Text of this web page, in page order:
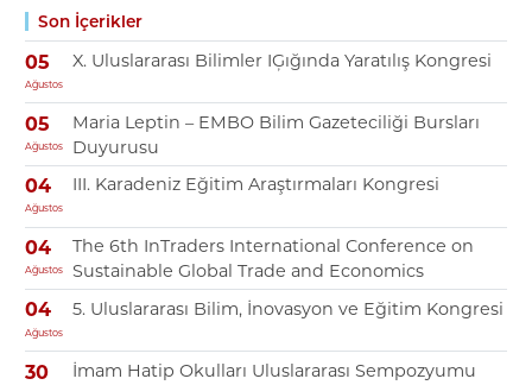
Son İçerikler
05
Ağustos
X. Uluslararası Bilimler IĢığında Yaratılış Kongresi
05
Ağustos
Maria Leptin – EMBO Bilim Gazeteciliği Bursları
Duyurusu
04
Ağustos
III. Karadeniz Eğitim Araştırmaları Kongresi
04
Ağustos
The 6th InTraders International Conference on
Sustainable Global Trade and Economics
04
Ağustos
5. Uluslararası Bilim, İnovasyon ve Eğitim Kongresi
30 İmam Hatip Okulları Uluslararası Sempozyumu